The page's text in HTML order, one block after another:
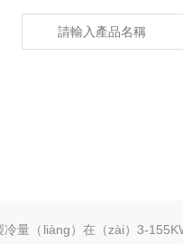
量（liàng）在（zài）3-